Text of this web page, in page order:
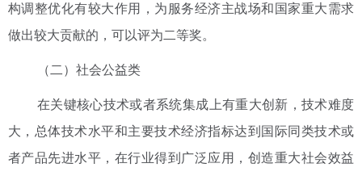
构调整优化有较大作用，为服务经济主战场和国家重大需求
做出较大贡献的，可以评为二等奖。
（二）社会公益类
在关键核心技术或者系统集成上有重大创新，技术难度
大，总体技术水平和主要技术经济指标达到国际同类技术或
者产品先进水平，在行业得到广泛应用，创造重大社会效益